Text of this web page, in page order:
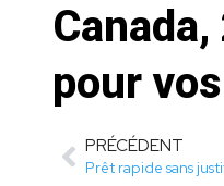
pour
PRÉCÉDENT
Prêt rapide sans